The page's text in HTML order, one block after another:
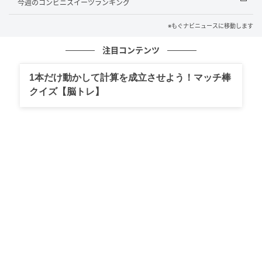
ごま油で和えたキャベツに、奄美で作られた味噌とに
んにく・生姜・ローストピーナッツ・鰹節を香ばしく
宮崎・鹿児島で販売
ファミリーマート 混ぜて食べる！合鴨のサラ
今週のコンビニスイーツランキング
※もぐナビニュースに移動します
注目コンテンツ
1本だけ動かして計算を成立させよう！マッチ棒
クイズ【脳トレ】